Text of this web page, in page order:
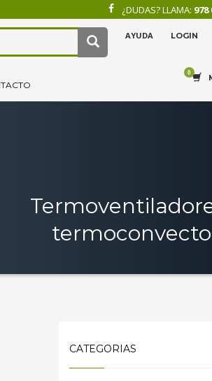
¿DUDAS? LLAMA: 978
AYUDA LOGIN
CATEGORIAS